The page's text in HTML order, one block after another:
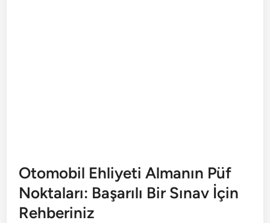
Otomobil Ehliyeti Almanın Püf
Noktaları: Başarılı Bir Sınav İçin
Rehberiniz